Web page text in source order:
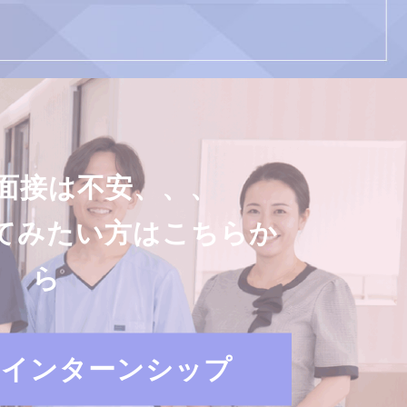
接は不安、、、
みたい方はこちらか
ら
ンターンシップ